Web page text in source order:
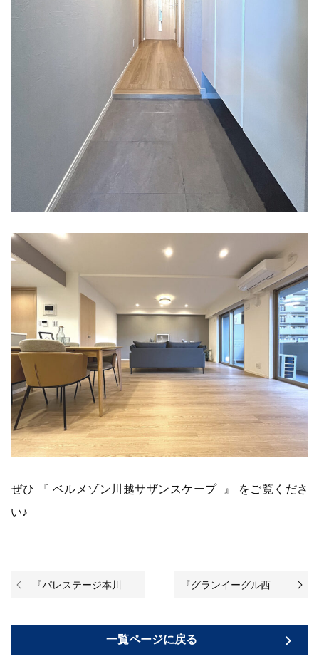
ぜひ 『 ベルメゾン川越サザンスケープ
』 をご覧くださ
い♪
『パレステージ本川越』のリノベーションが始まりました♪
一覧ページに戻る
『グランイーグル西蒲田Ⅱ』のリノベーションが始まりました♪